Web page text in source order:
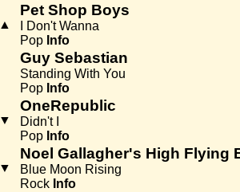
▲
Pet Shop Boys
I Don't Wanna
Pop Info
Guy Sebastian
Standing With You
Pop Info
▼
OneRepublic
Didn't I
Pop Info
▼
Noel Gallagher's High Flying
Blue Moon Rising
Rock Info